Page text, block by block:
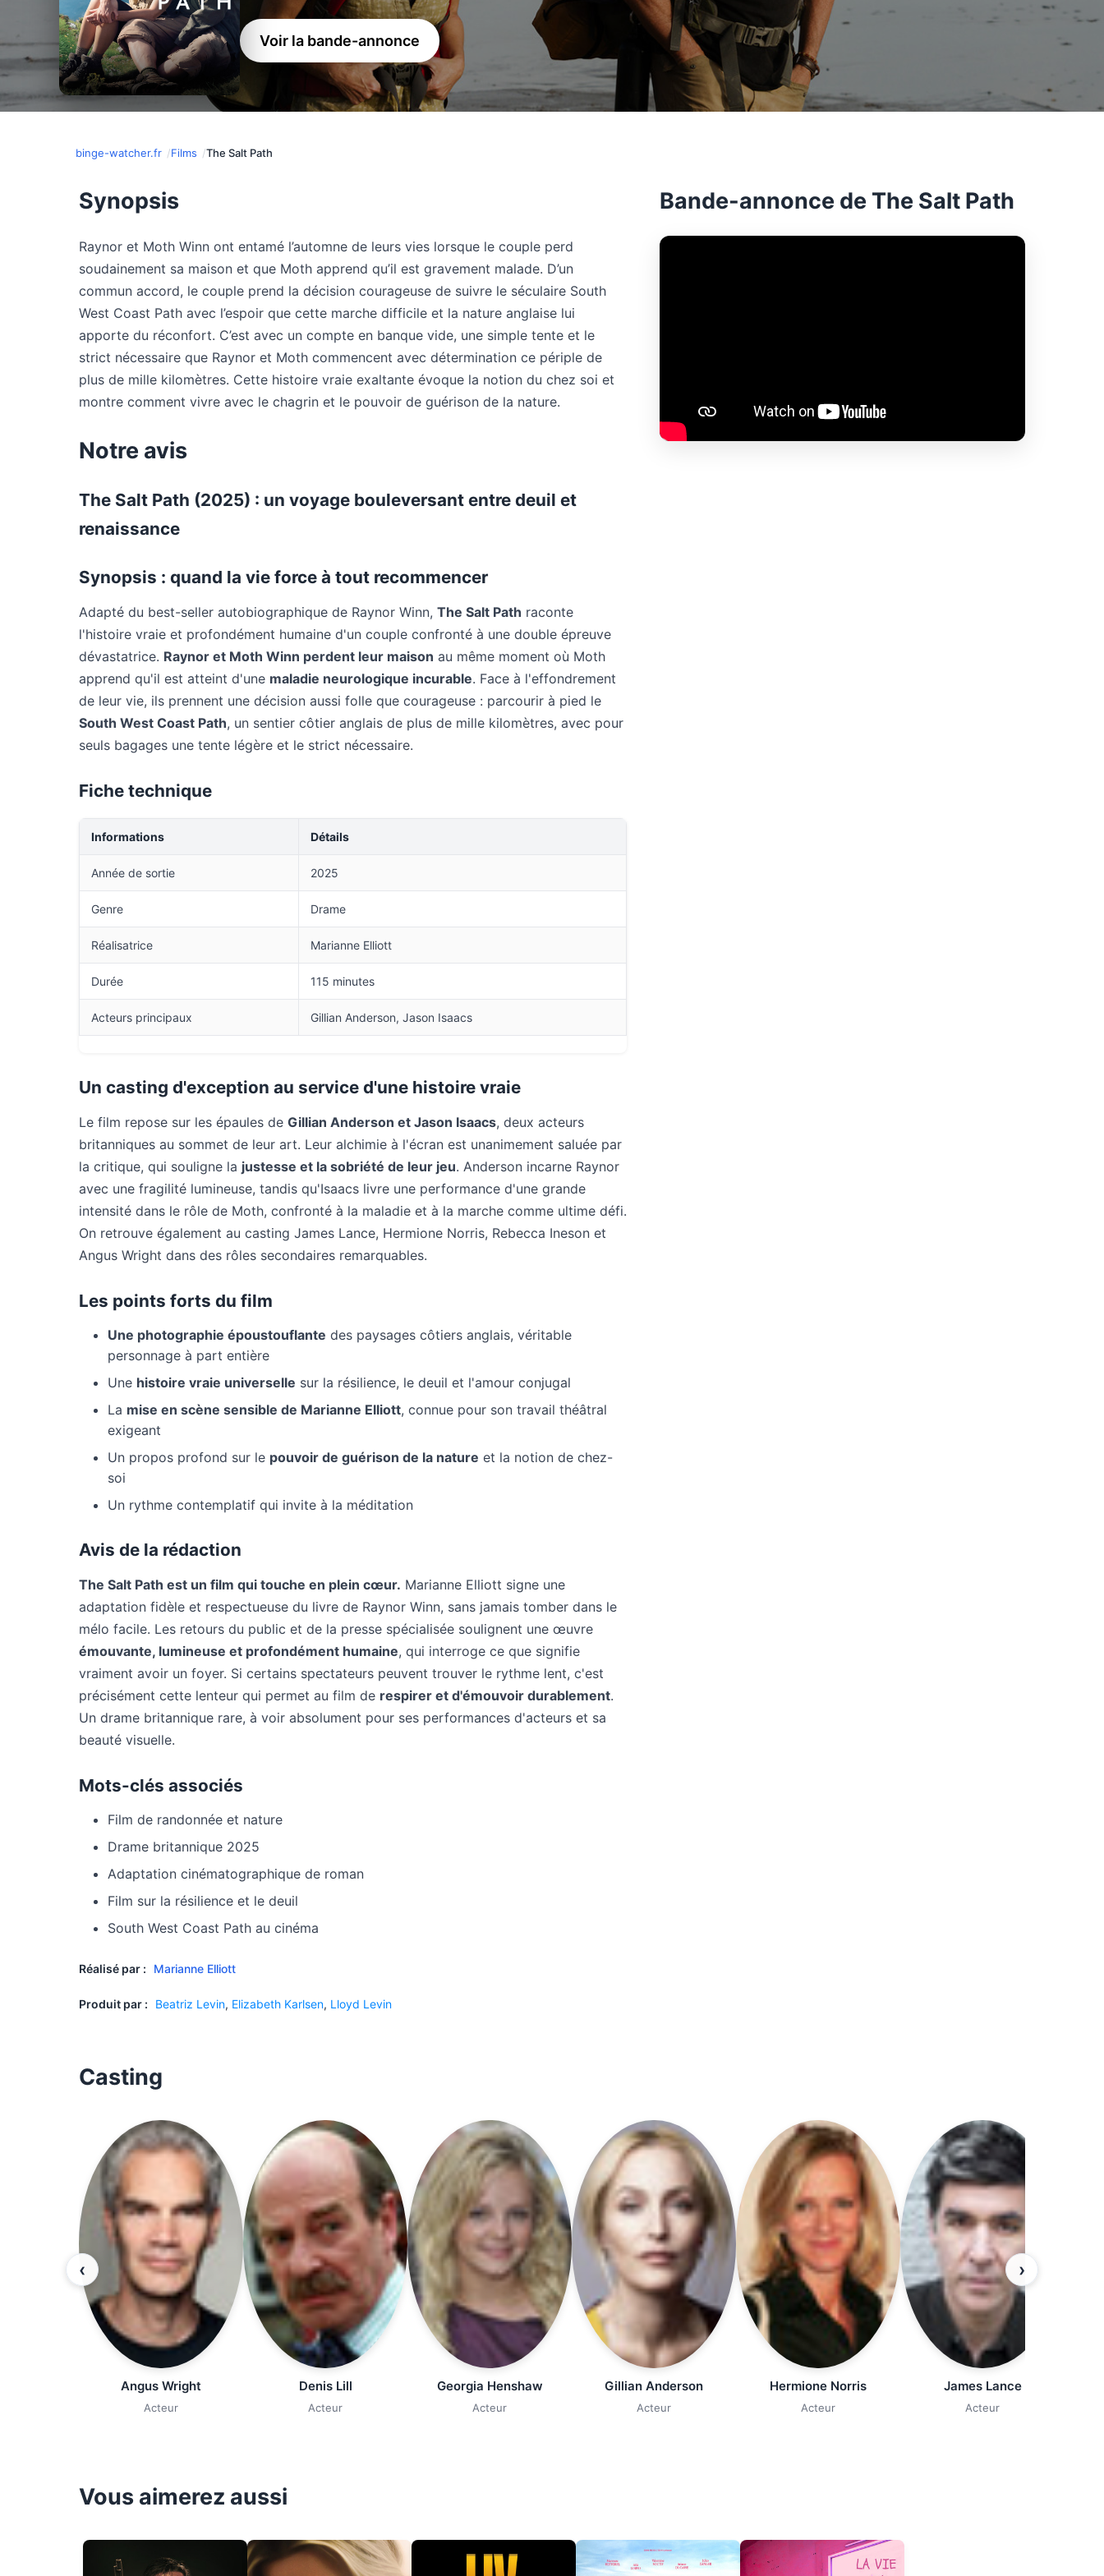
Voir la bande-annonce
binge-watcher.fr Films The Salt Path
Synopsis
Raynor et Moth Winn ont entamé l’automne de leurs vies lorsque le couple perd
soudainement sa maison et que Moth apprend qu’il est gravement malade. D’un
commun accord, le couple prend la décision courageuse de suivre le séculaire South
West Coast Path avec l’espoir que cette marche difficile et la nature anglaise lui
apporte du réconfort. C’est avec un compte en banque vide, une simple tente et le
strict nécessaire que Raynor et Moth commencent avec détermination ce périple de
plus de mille kilomètres. Cette histoire vraie exaltante évoque la notion du chez soi et
montre comment vivre avec le chagrin et le pouvoir de guérison de la nature.
Notre avis
The Salt Path (2025) : un voyage bouleversant entre deuil et
renaissance
Synopsis : quand la vie force à tout recommencer
Adapté du best-seller autobiographique de Raynor Winn, The Salt Path raconte
l'histoire vraie et profondément humaine d'un couple confronté à une double épreuve
dévastatrice. Raynor et Moth Winn perdent leur maison au même moment où Moth
apprend qu'il est atteint d'une maladie neurologique incurable. Face à l'effondrement
de leur vie, ils prennent une décision aussi folle que courageuse : parcourir à pied le
South West Coast Path, un sentier côtier anglais de plus de mille kilomètres, avec pour
seuls bagages une tente légère et le strict nécessaire.
Fiche technique
Informations Détails
Année de sortie 2025
Genre Drame
Réalisatrice Marianne Elliott
Durée 115 minutes
Acteurs principaux Gillian Anderson, Jason Isaacs
Un casting d'exception au service d'une histoire vraie
Le film repose sur les épaules de Gillian Anderson et Jason Isaacs, deux acteurs
britanniques au sommet de leur art. Leur alchimie à l'écran est unanimement saluée par
la critique, qui souligne la justesse et la sobriété de leur jeu. Anderson incarne Raynor
avec une fragilité lumineuse, tandis qu'Isaacs livre une performance d'une grande
intensité dans le rôle de Moth, confronté à la maladie et à la marche comme ultime défi.
On retrouve également au casting James Lance, Hermione Norris, Rebecca Ineson et
Angus Wright dans des rôles secondaires remarquables.
Les points forts du film
Une photographie époustouflante des paysages côtiers anglais, véritable
personnage à part entière
Une histoire vraie universelle sur la résilience, le deuil et l'amour conjugal
La mise en scène sensible de Marianne Elliott, connue pour son travail théâtral
exigeant
Un propos profond sur le pouvoir de guérison de la nature et la notion de chez-
soi
Un rythme contemplatif qui invite à la méditation
Avis de la rédaction
The Salt Path est un film qui touche en plein cœur. Marianne Elliott signe une
adaptation fidèle et respectueuse du livre de Raynor Winn, sans jamais tomber dans le
mélo facile. Les retours du public et de la presse spécialisée soulignent une œuvre
émouvante, lumineuse et profondément humaine, qui interroge ce que signifie
vraiment avoir un foyer. Si certains spectateurs peuvent trouver le rythme lent, c'est
précisément cette lenteur qui permet au film de respirer et d'émouvoir durablement.
Un drame britannique rare, à voir absolument pour ses performances d'acteurs et sa
beauté visuelle.
Mots-clés associés
Film de randonnée et nature
Drame britannique 2025
Adaptation cinématographique de roman
Film sur la résilience et le deuil
South West Coast Path au cinéma
Réalisé par : Marianne Elliott
Produit par : Beatriz Levin, Elizabeth Karlsen, Lloyd Levin
Bande-annonce de The Salt Path
Casting
‹
Angus Wright
Acteur
Denis Lill
Acteur
Georgia Henshaw
Acteur
Gillian Anderson
Acteur
Hermione Norris
Acteur
James Lance
Acteur
›
Vous aimerez aussi